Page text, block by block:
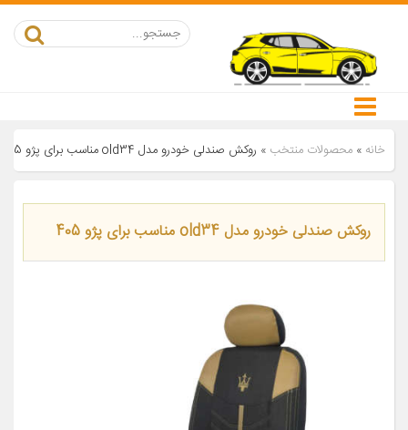
خانه » محصولات منتخب » روکش صندلی خودرو مدل old34 مناسب برای پژو 405
روکش صندلی خودرو مدل old34 مناسب برای پژو 405